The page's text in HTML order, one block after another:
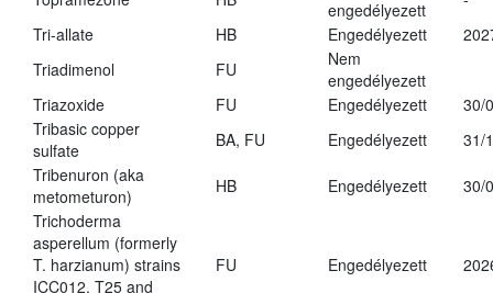
engedélyezett
Tri-allate
HB Engedélyezett
Triadimenol
FU
Nem
engedélyezett
Triazoxide
FU Engedélyezett
30/
Tribasic copper
sulfate
BA, FU Engedélyezett
31/
Tribenuron (aka
metometuron)
HB Engedélyezett
30/
Trichoderma
asperellum (formerly
T. harzianum) strains
ICC012, T25 and
FU Engedélyezett